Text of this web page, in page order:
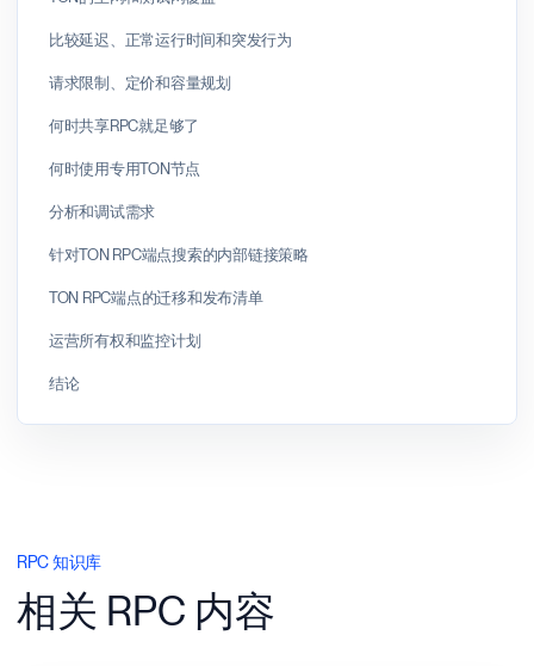
比较延迟、正常运行时间和突发行为
请求限制、定价和容量规划
何时共享RPC就足够了
何时使用专用TON节点
分析和调试需求
针对TON RPC端点搜索的内部链接策略
TON RPC端点的迁移和发布清单
运营所有权和监控计划
结论
RPC 知识库
相关 RPC 内容